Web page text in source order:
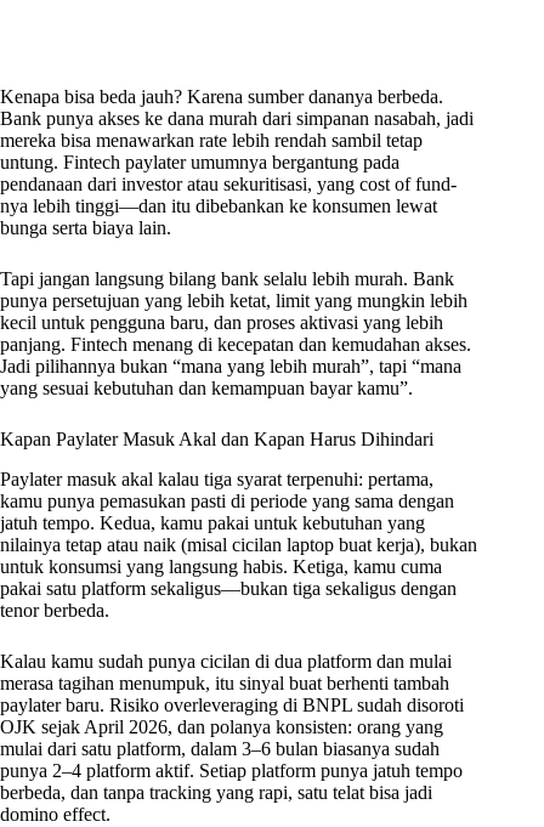
Kenapa bisa beda jauh? Karena sumber dananya berbeda.
Bank punya akses ke dana murah dari simpanan nasabah, jadi
mereka bisa menawarkan rate lebih rendah sambil tetap
untung. Fintech paylater umumnya bergantung pada
pendanaan dari investor atau sekuritisasi, yang cost of fund-
nya lebih tinggi—dan itu dibebankan ke konsumen lewat
bunga serta biaya lain.
Tapi jangan langsung bilang bank selalu lebih murah. Bank
punya persetujuan yang lebih ketat, limit yang mungkin lebih
kecil untuk pengguna baru, dan proses aktivasi yang lebih
panjang. Fintech menang di kecepatan dan kemudahan akses.
Jadi pilihannya bukan “mana yang lebih murah”, tapi “mana
yang sesuai kebutuhan dan kemampuan bayar kamu”.
Kapan Paylater Masuk Akal dan Kapan Harus Dihindari
Paylater masuk akal kalau tiga syarat terpenuhi: pertama,
kamu punya pemasukan pasti di periode yang sama dengan
jatuh tempo. Kedua, kamu pakai untuk kebutuhan yang
nilainya tetap atau naik (misal cicilan laptop buat kerja), bukan
untuk konsumsi yang langsung habis. Ketiga, kamu cuma
pakai satu platform sekaligus—bukan tiga sekaligus dengan
tenor berbeda.
Kalau kamu sudah punya cicilan di dua platform dan mulai
merasa tagihan menumpuk, itu sinyal buat berhenti tambah
paylater baru. Risiko overleveraging di BNPL sudah disoroti
OJK sejak April 2026, dan polanya konsisten: orang yang
mulai dari satu platform, dalam 3–6 bulan biasanya sudah
punya 2–4 platform aktif. Setiap platform punya jatuh tempo
berbeda, dan tanpa tracking yang rapi, satu telat bisa jadi
domino effect.